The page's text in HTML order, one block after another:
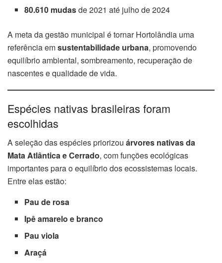
80.610 mudasde 2021 até julho de 2024
A meta da gestão municipal é tornar Hortolândia uma
referência emsustentabilidade urbana, promovendo
equilíbrio ambiental, sombreamento, recuperação de
nascentes e qualidade de vida.
Espécies nativas brasileiras foram
escolhidas
A seleção das espécies priorizou árvores nativas da
Mata Atlântica e Cerrado, com funções ecológicas
importantes para o equilíbrio dos ecossistemas locais.
Entre elas estão:
Pau de rosa
Ipê amarelo e branco
Pau viola
Araçá